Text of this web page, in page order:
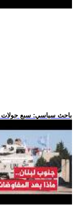
.. باحث سياسي: سبع